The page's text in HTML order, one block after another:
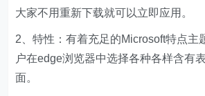
大家不用重新下载就可以立即应用。
2、特性：有着充足的Microsoft特点主
户在edge浏览器中选择各种各样含有
面。